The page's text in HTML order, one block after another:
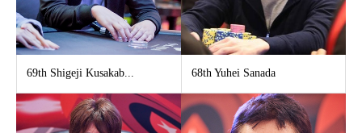
69th Shigeji Kusakab... 68th Yuhei Sanada